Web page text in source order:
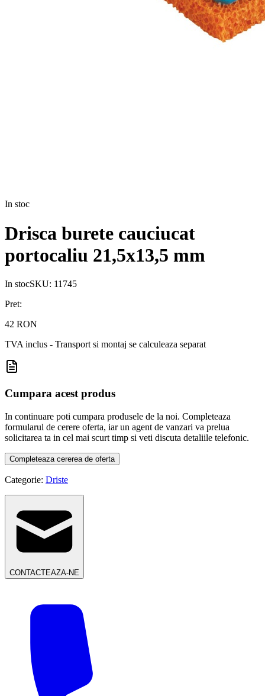
In stoc
Drisca burete cauciucat
portocaliu 21,5x13,5 mm
In stocSKU: 11745
Pret:
42 RON
TVA inclus - Transport si montaj se calculeaza separat
Cumpara acest produs
In continuare poti cumpara produsele de la noi. Completeaza
formularul de cerere oferta, iar un agent de vanzari va prelua
solicitarea ta in cel mai scurt timp si veti discuta detaliile telefonic.
Completeaza cererea de oferta
Categorie: Driste
CONTACTEAZA-NE